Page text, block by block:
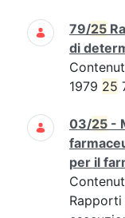
79/25
di
1979 25
03/25 -
per il
Rapporti